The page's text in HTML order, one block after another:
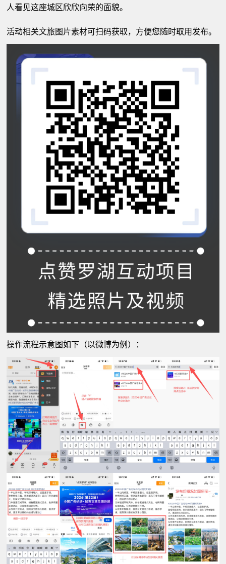
人看见这座城区欣欣向荣的面貌。
活动相关文旅图片素材可扫码获取，方便您随时取用发布。
操作流程示意图如下（以微博为例）：